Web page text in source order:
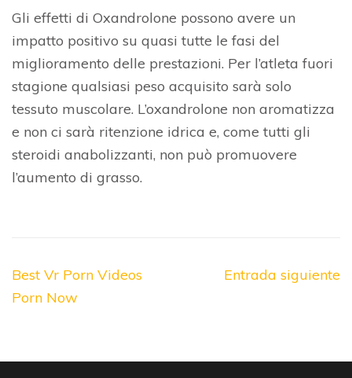
Gli effetti di Oxandrolone possono avere un
impatto positivo su quasi tutte le fasi del
miglioramento delle prestazioni. Per l’atleta fuori
stagione qualsiasi peso acquisito sarà solo
tessuto muscolare. L’oxandrolone non aromatizza
e non ci sarà ritenzione idrica e, come tutti gli
steroidi anabolizzanti, non può promuovere
l’aumento di grasso.
Navegación
de
Best Vr Porn Videos
Porn Now
Entrada siguiente